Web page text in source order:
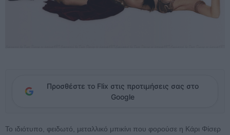
Προσθέστε το Flix στις προτιμήσεις σας στο
Google
Το ιδιότυπο, φειδωτό, μεταλλικό μπικίνι που φορούσε η Κάρι Φίσερ